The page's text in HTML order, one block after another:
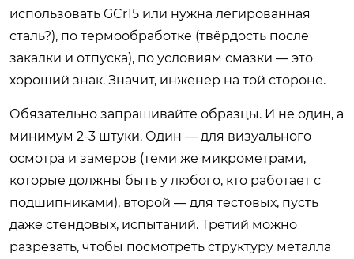
использовать GCr15 или нужна легированная
сталь?), по термообработке (твёрдость после
закалки и отпуска), по условиям смазки — это
хороший знак. Значит, инженер на той стороне.
Обязательно запрашивайте образцы. И не один, а
минимум 2-3 штуки. Один — для визуального
осмотра и замеров (теми же микрометрами,
которые должны быть у любого, кто работает с
подшипниками), второй — для тестовых, пусть
даже стендовых, испытаний. Третий можно
разрезать, чтобы посмотреть структуру металла